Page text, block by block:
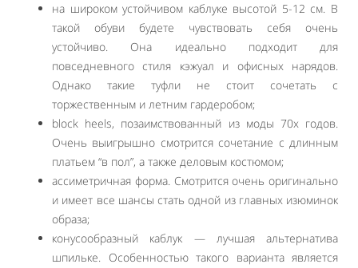
на широком устойчивом каблуке высотой 5-12 см. В
такой обуви будете чувствовать себя очень
устойчиво. Она идеально подходит для
повседневного стиля кэжуал и офисных нарядов.
Однако такие туфли не стоит сочетать с
торжественным и летним гардеробом;
block heels, позаимствованный из моды 70х годов.
Очень выигрышно смотрится сочетание с длинным
платьем “в пол”, а также деловым костюмом;
ассиметричная форма. Смотрится очень оригинально
и имеет все шансы стать одной из главных изюминок
образа;
конусообразный каблук — лучшая альтернатива
шпильке. Особенностью такого варианта является